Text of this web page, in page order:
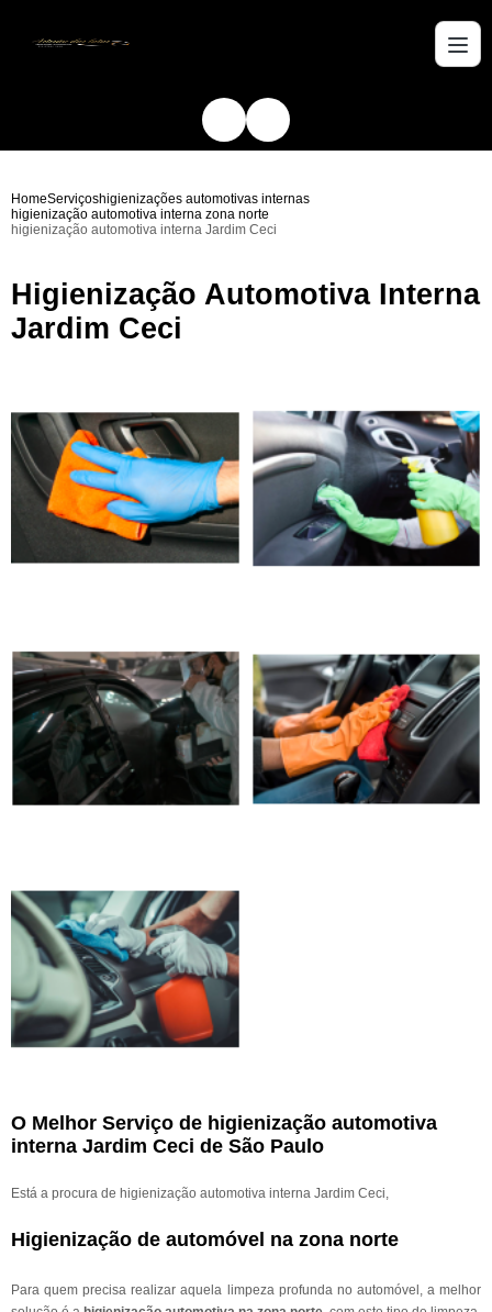
HomeServiçoshigienizações automotivas internas
higienização automotiva interna zona norte
higienização automotiva interna Jardim Ceci
Higienização Automotiva Interna
Jardim Ceci
O Melhor Serviço de higienização automotiva
interna Jardim Ceci de São Paulo
Está a procura de higienização automotiva interna Jardim Ceci,
Higienização de automóvel na zona norte
Para quem precisa realizar aquela limpeza profunda no automóvel, a melhor